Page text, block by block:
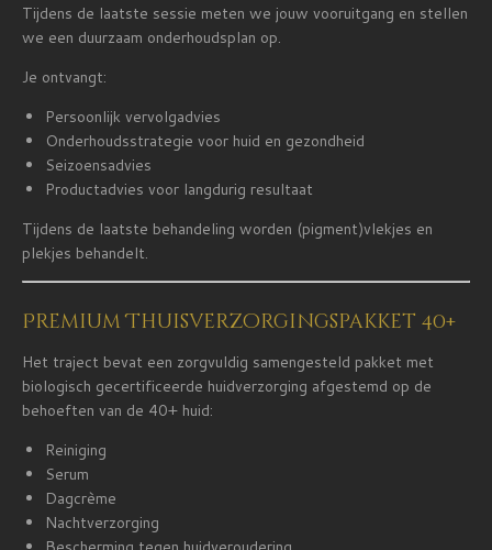
Tijdens de laatste sessie meten we jouw vooruitgang en stellen
we een duurzaam onderhoudsplan op.
Je ontvangt:
Persoonlijk vervolgadvies
Onderhoudsstrategie voor huid en gezondheid
Seizoensadvies
Productadvies voor langdurig resultaat
Tijdens de laatste behandeling worden (pigment)vlekjes en
plekjes behandelt.
Premium Thuisverzorgingspakket 40+
Het traject bevat een zorgvuldig samengesteld pakket met
biologisch gecertificeerde huidverzorging afgestemd op de
behoeften van de 40+ huid:
Reiniging
Serum
Dagcrème
Nachtverzorging